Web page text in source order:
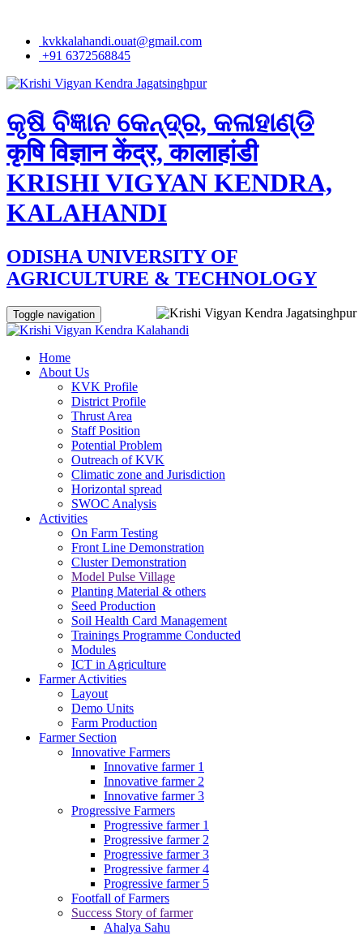
kvkkalahandi.ouat@gmail.com
+91 6372568845
କୃଷି ବିଜ୍ଞାନ କେନ୍ଦ୍ର, କଳାହାଣ୍ଡି
कृषि विज्ञान केंद्र, कालाहांडी
KRISHI VIGYAN KENDRA,
KALAHANDI
ODISHA UNIVERSITY OF
AGRICULTURE & TECHNOLOGY
Toggle navigation
Home
About Us
KVK Profile
District Profile
Thrust Area
Staff Position
Potential Problem
Outreach of KVK
Climatic zone and Jurisdiction
Horizontal spread
SWOC Analysis
Activities
On Farm Testing
Front Line Demonstration
Cluster Demonstration
Model Pulse Village
Planting Material & others
Seed Production
Soil Health Card Management
Trainings Programme Conducted
Modules
ICT in Agriculture
Farmer Activities
Layout
Demo Units
Farm Production
Farmer Section
Innovative Farmers
Innovative farmer 1
Innovative farmer 2
Innovative farmer 3
Progressive Farmers
Progressive farmer 1
Progressive farmer 2
Progressive farmer 3
Progressive farmer 4
Progressive farmer 5
Footfall of Farmers
Success Story of farmer
Ahalya Sahu